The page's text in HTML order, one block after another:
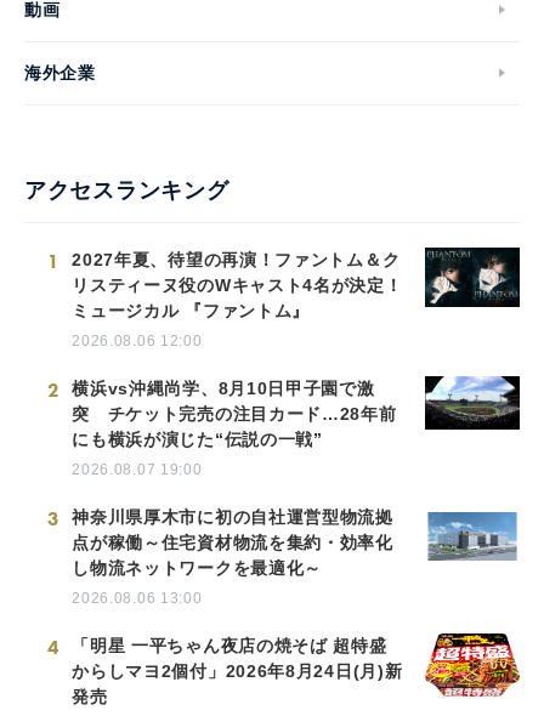
動画
海外企業
アクセスランキング
1
2027年夏、待望の再演！ファントム＆ク
リスティーヌ役のWキャスト4名が決定！
ミュージカル 『ファントム』
2026.08.06 12:00
2
横浜vs沖縄尚学、8月10日甲子園で激
突 チケット完売の注目カード…28年前
にも横浜が演じた“伝説の一戦”
2026.08.07 19:00
3
神奈川県厚木市に初の自社運営型物流拠
点が稼働～住宅資材物流を集約・効率化
し物流ネットワークを最適化～
2026.08.06 13:00
4
「明星 一平ちゃん夜店の焼そば 超特盛
からしマヨ2個付」2026年8月24日(月)新
発売